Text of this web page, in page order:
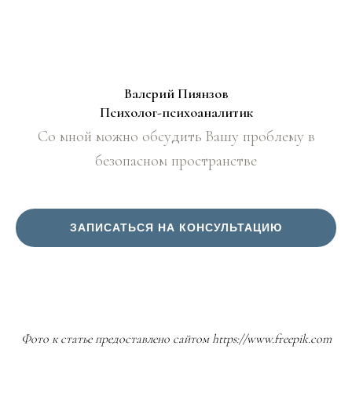
Валерий Пиянзов
Психолог-психоаналитик
Со мной можно обсудить Вашу проблему в
безопасном пространстве
ЗАПИСАТЬСЯ НА КОНСУЛЬТАЦИЮ
Фото к статье предоставлено сайтомhttps://www.freepik.com